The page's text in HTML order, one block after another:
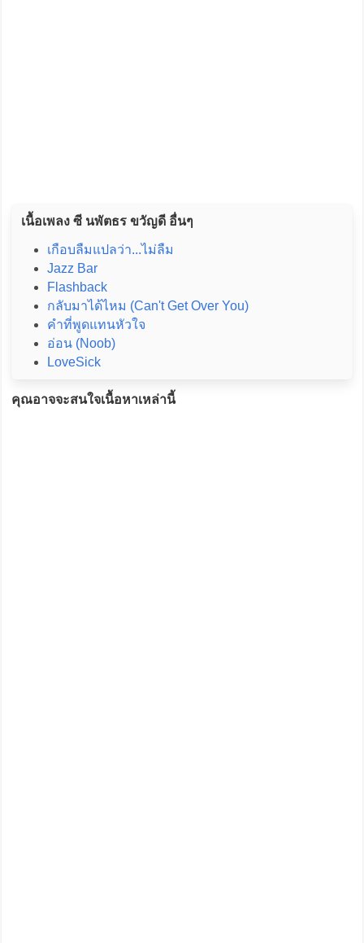
เนื้อเพลง ซี นพัตธร ขวัญดี อื่นๆ
เกือบลืมแปลว่า...ไม่ลืม
Jazz Bar
Flashback
กลับมาได้ไหม (Can't Get Over You)
คำที่พูดแทนหัวใจ
อ่อน (Noob)
LoveSick
คุณอาจจะสนใจเนื้อหาเหล่านี้